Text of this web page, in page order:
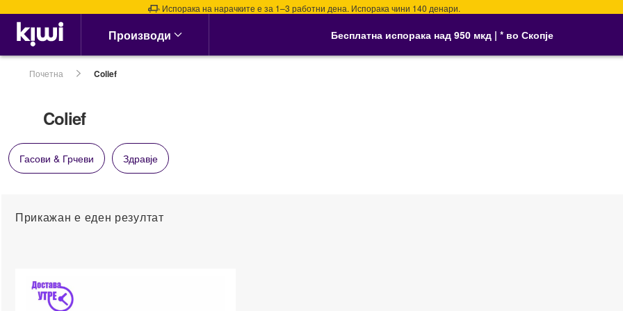
Испорака на нарачките е за 1–3 работни дена. Испорака чини 140 денари.
Аптека & Здравје
Нос
Назални испирачи
Назални Ленти
Спреј за Нос
сите →
Витамин Ц &
Спрејови
Затнат нос
Производи Бесплатна испорака над 950 мкд | * во Скопје
Почетна Colief
Colief
Гасови & Грчеви Здравје
Прикажан е еден резултат